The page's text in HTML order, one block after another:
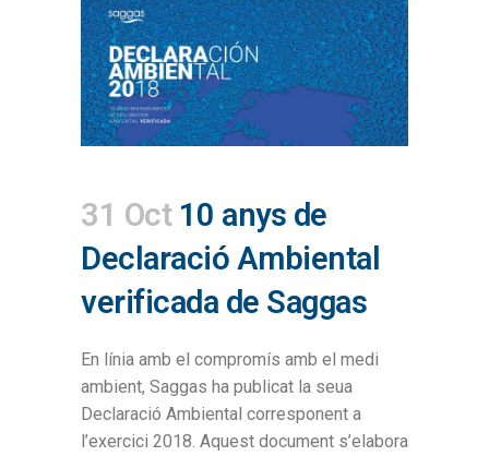
31 Oct10 anys de
Declaració Ambiental
verificada de Saggas
En línia amb el compromís amb el medi
ambient, Saggas ha publicat la seua
Declaració Ambiental corresponent a
l’exercici 2018. Aquest document s’elabora